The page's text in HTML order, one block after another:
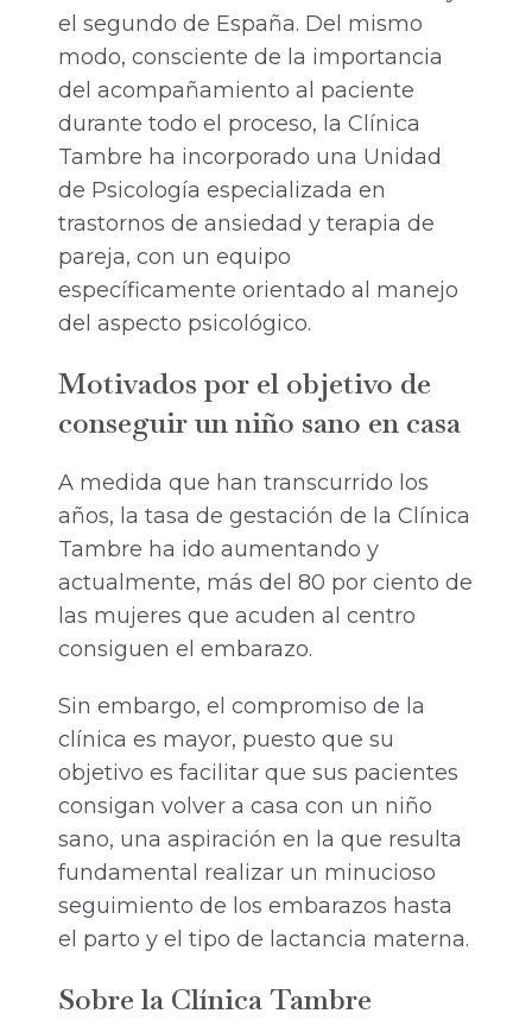
el segundo de España. Del mismo
modo, consciente de la importancia
del acompañamiento al paciente
durante todo el proceso, la Clínica
Tambre ha incorporado una Unidad
de Psicología especializada en
trastornos de ansiedad y terapia de
pareja, con un equipo
específicamente orientado al manejo
del aspecto psicológico.
Motivados por el objetivo de
conseguir un niño sano en casa
A medida que han transcurrido los
años, la tasa de gestación de la Clínica
Tambre ha ido aumentando y
actualmente, más del 80 por ciento de
las mujeres que acuden al centro
consiguen el embarazo.
Sin embargo, el compromiso de la
clínica es mayor, puesto que su
objetivo es facilitar que sus pacientes
consigan volver a casa con un niño
sano, una aspiración en la que resulta
fundamental realizar un minucioso
seguimiento de los embarazos hasta
el parto y el tipo de lactancia materna.
Sobre la Clínica Tambre